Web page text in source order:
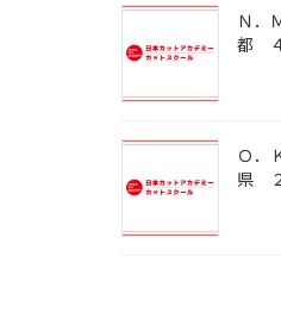
Ｎ．
都
Ｏ．
県